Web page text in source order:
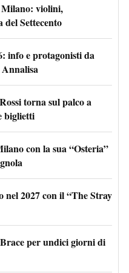
Milano: violini,
del Settecento
info e protagonisti da
torna sul palco a
biglietti
con la sua “Osteria”
2027 con il “The Stray
per undici giorni di